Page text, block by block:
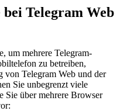
Telegram Web
um mehrere Telegram-
zu betreiben,
von Telegram Web und der
Sie unbegrenzt viele
Sie über mehrere Browser